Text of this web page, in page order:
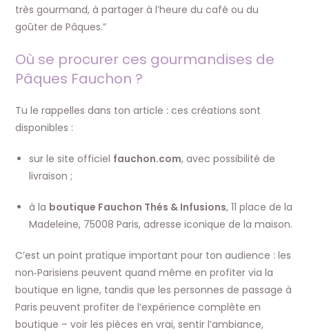
très gourmand, à partager à l’heure du café ou du
goûter de Pâques.”
Où se procurer ces gourmandises de
Pâques Fauchon ?
Tu le rappelles dans ton article : ces créations sont
disponibles :
sur le site officiel fauchon.com, avec possibilité de
livraison ;
à la boutique Fauchon Thés & Infusions, 11 place de la
Madeleine, 75008 Paris, adresse iconique de la maison.
C’est un point pratique important pour ton audience : les
non‑Parisiens peuvent quand même en profiter via la
boutique en ligne, tandis que les personnes de passage à
Paris peuvent profiter de l’expérience complète en
boutique – voir les pièces en vrai, sentir l’ambiance,